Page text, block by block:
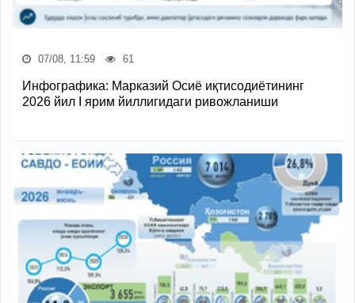
07/08, 11:59 61
Инфографика: Марказий Осиё иқтисодиётининг
2026 йил I ярим йиллигидаги ривожланиши